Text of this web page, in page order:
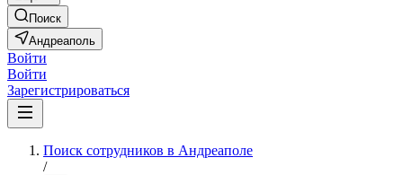
Поиск
Андреаполь
Войти
Войти
Зарегистрироваться
Поиск сотрудников в Андреаполе
/